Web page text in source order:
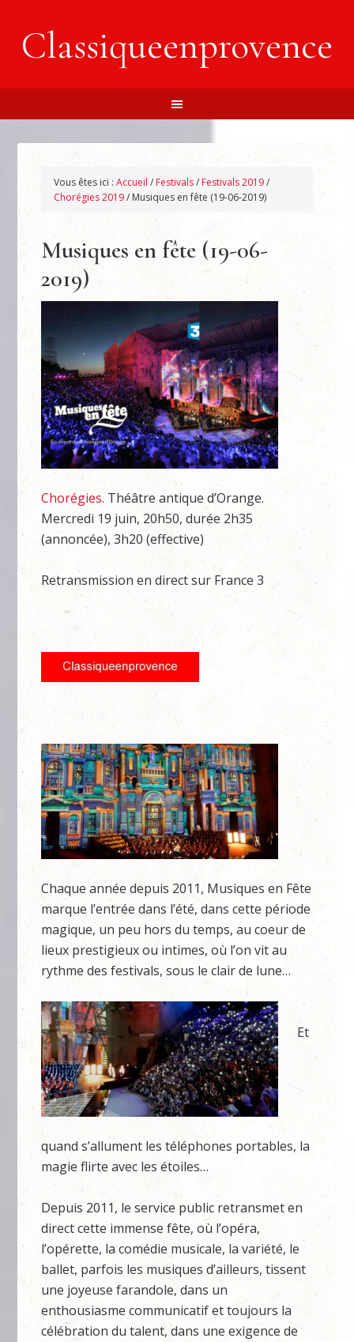
Classiqueenprovence
Vous êtes ici :Accueil / Festivals/ Festivals 2019/
Chorégies 2019/ Musiques en fête (19-06-2019)
Musiques en fête (19-06-
2019)
Chorégies. Théâtre antique d’Orange.
Mercredi 19 juin, 20h50, durée 2h35
(annoncée), 3h20 (effective)
Retransmission en direct sur France 3
Chaque année depuis 2011, Musiques en Fête
marque l’entrée dans l’été, dans cette période
magique, un peu hors du temps, au coeur de
lieux prestigieux ou intimes, où l’on vit au
rythme des festivals, sous le clair de lune…
Et
quand s’allument les téléphones portables, la
magie flirte avec les étoiles…
Depuis 2011, le service public retransmet en
direct cette immense fête, où l’opéra,
l’opérette, la comédie musicale, la variété, le
ballet, parfois les musiques d’ailleurs, tissent
une joyeuse farandole, dans un
enthousiasme communicatif et toujours la
célébration du talent, dans une exigence de